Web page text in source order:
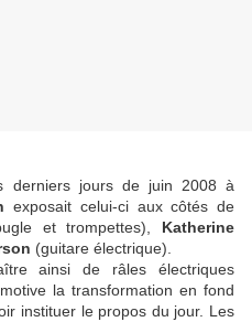
derniers jours de juin 2008 à
exposait celui-ci aux côtés de
et trompettes), Katherine
(guitare électrique).
ainsi de râles électriques
la transformation en fond
instituer le propos du jour. Les